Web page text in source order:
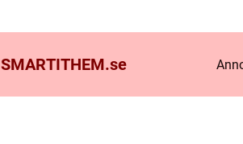
SMARTITHEM.se